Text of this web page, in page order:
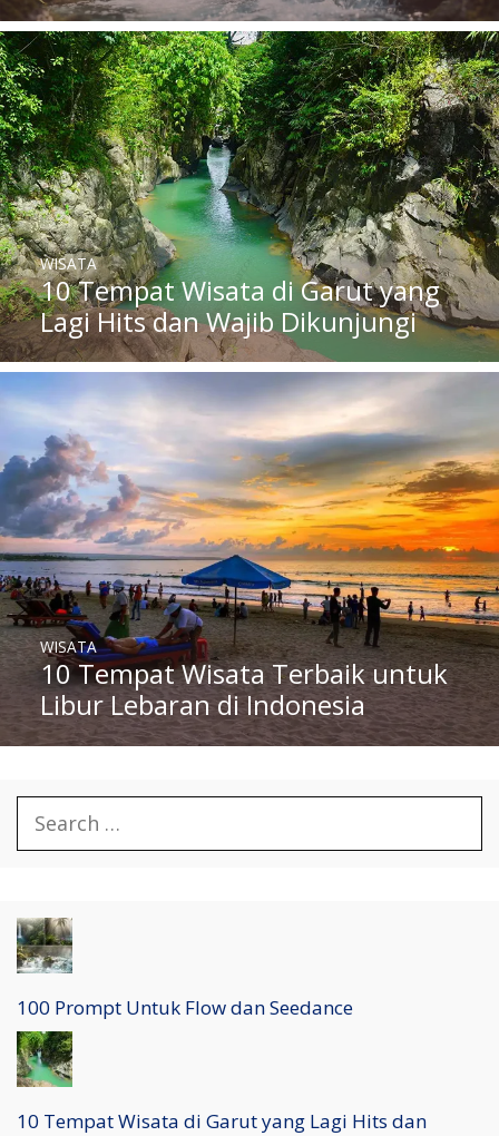
10 Tempat Wisata di Garut yang
Lagi Hits dan Wajib Dikunjungi
WISATA
10 Tempat Wisata Terbaik untuk
Libur Lebaran di Indonesia
WISATA
100 Prompt Untuk Flow dan Seedance
10 Tempat Wisata di Garut yang Lagi Hits dan